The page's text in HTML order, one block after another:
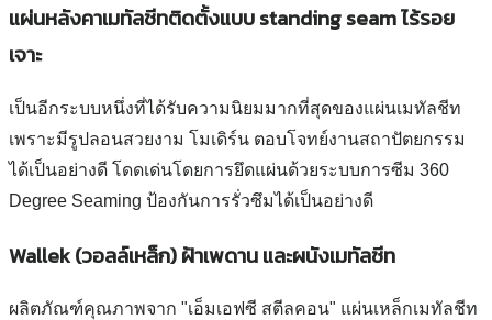
แผ่นหลังคาเมทัลชีทติดตั้งแบบ standing seam ไร้รอย
เจาะ
เป็นอีกระบบหนึ่งที่ได้รับความนิยมมากที่สุดของแผ่นเมทัลชีท
เพราะมีรูปลอนสวยงาม โมเดิร์น ตอบโจทย์งานสถาปัตยกรรม
ได้เป็นอย่างดี โดดเด่นโดยการยึดแผ่นด้วยระบบการซีม 360
Degree Seaming ป้องกันการรั่วซึมได้เป็นอย่างดี
Wallek (วอลล์เหล็ก) ฝ้าเพดาน และผนังเมทัลชีท
ผลิตภัณฑ์คุณภาพจาก "เอ็มเอฟซี สตีลคอน" แผ่นเหล็กเมทัลชีท